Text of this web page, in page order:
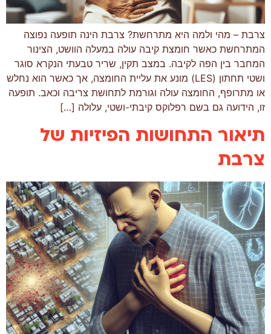
צרבת – מהי ולמה היא מתרחשת? צרבת הינה תופעה נפוצה
המתרחשת כאשר חומצת קיבה עולה במעלה הוושט, הצינור
המחבר בין הפה לקיבה. במצב תקין, שריר טבעתי הנקרא סוגר
ושטי תחתון (LES) מונע את עליית החומצה, אך כאשר הוא נחלש
או מתרופף, החומצה עולה וגורמת לתחושת צריבה וכאב. תופעה
זו, הידועה גם בשם רפלוקס קיבתי-ושטי, עלולה […]
תיאור התחושות הפיזיות של
צרבת